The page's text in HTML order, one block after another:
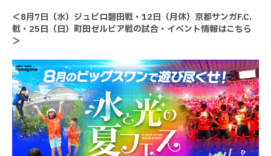
＜8月7日（水）ジュビロ磐田戦・12日（月休）京都サンガF.C.
戦・25日（日）町田ゼルビア戦の試合・イベント情報はこちら
＞